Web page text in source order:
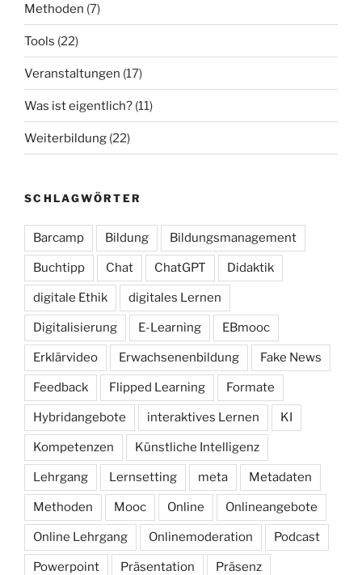
Methoden (7)
Tools (22)
Veranstaltungen (17)
Was ist eigentlich? (11)
Weiterbildung (22)
SCHLAGWÖRTER
Barcamp Bildung Bildungsmanagement
Buchtipp Chat ChatGPT Didaktik
digitale Ethik digitales Lernen
Digitalisierung E-Learning EBmooc
Erklärvideo Erwachsenenbildung Fake News
Feedback Flipped Learning Formate
Hybridangebote interaktives Lernen KI
Kompetenzen Künstliche Intelligenz
Lehrgang Lernsetting meta Metadaten
Methoden Mooc Online Onlineangebote
Online Lehrgang Onlinemoderation Podcast
Powerpoint Präsentation Präsenz